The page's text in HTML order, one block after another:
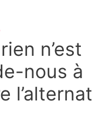
n’est
nous à